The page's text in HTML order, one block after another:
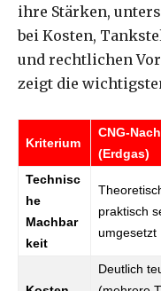
ihre Stärken,
bei Kosten,
und rechtlichen
zeigt die
Kriterium
CNG-
(Erdgas)
Technisc
he
Machbar
keit
praktisch
umgesetzt
Deutlich